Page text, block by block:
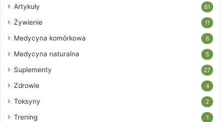
Artykuły 61
Żywienie 11
Medycyna komórkowa 6
Medycyna naturalna 5
Suplementy 27
Zdrowie 4
Toksyny 2
Trening 1